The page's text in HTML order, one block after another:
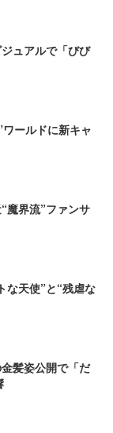
ュアルで「びび
ールドに新キャ
魔界流”ファンサ
な天使”と“残虐な
髪姿公開で「だ